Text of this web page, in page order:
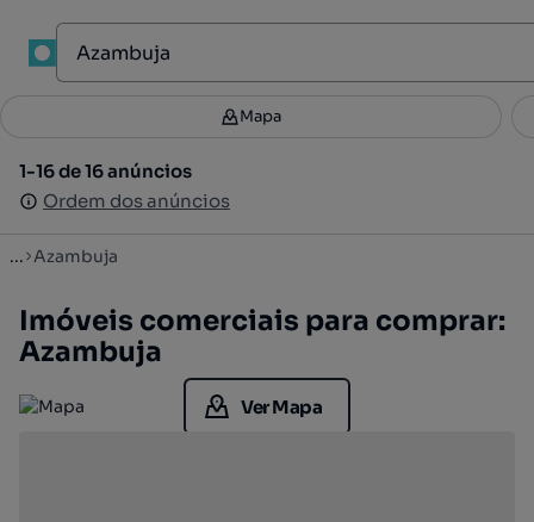
Filtros 2
1-16 de 16 anúncios
Ordem dos anúncios
Mapa
1-16 de 16 anúncios
Ordem dos anúncios
... Azambuja
Imóveis comerciais para comprar:
Azambuja
Ver Mapa